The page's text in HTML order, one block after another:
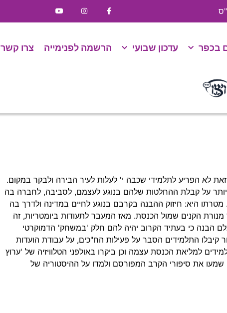
בכפר עדכון שבועי הרשמה לפנימייה צרו קשר
לא הפריע לתלמידי שכבה י' לעלות לעיר הבירה ולבקר במקום.
יותר על קבלת ההחלטות שלהם בנוגע לעצמם, לסביבה, לחברה בה
היא: חיזוק ההבנה בקרבם בנוגע לחיים במדינה ולדרך בה
הקנים שמול הכנסת. מאז המעבר לתעודות ביומטריות, זה
הבנה כי בעתיד הקרוב יהיה להם חלק 'במשחק' הדמוקרטי
התלמידים הסבר על פעילות הח"כים, על עבודת הועדות
למליאת הכנסת עצמה וכן ביקרו באולפני הטלוויזיה של 'ערוץ
את סיפורי הקרב המפורסם ולמדו על ההיסטוריה של